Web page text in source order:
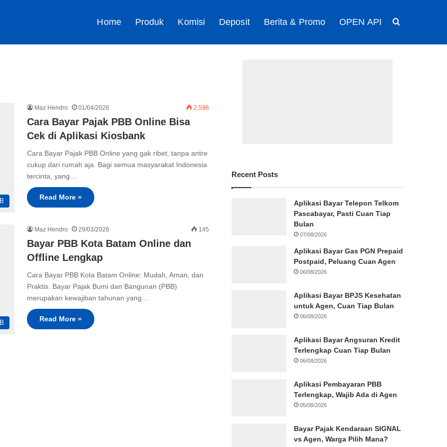
Home Produk Komisi Deposit Berita & Promo OPEN API
Maz Hendro 01/04/2026 2,596
Cara Bayar Pajak PBB Online Bisa
Cek di Aplikasi Kiosbank
Cara Bayar Pajak PBB Online yang gak ribet, tanpa antre
cukup dari rumah aja. Bagi semua masyarakat Indonesia
tercinta, yang…
Read More »
Maz Hendro 29/03/2026 145
Bayar PBB Kota Batam Online dan
Offline Lengkap
Cara Bayar PBB Kota Batam Online: Mudah, Aman, dan
Praktis. Bayar Pajak Bumi dan Bangunan (PBB)
merupakan kewajiban tahunan yang…
Read More »
Recent Posts
Aplikasi Bayar Telepon Telkom
Pascabayar, Pasti Cuan Tiap
Bulan
07/08/2026
Aplikasi Bayar Gas PGN Prepaid
Postpaid, Peluang Cuan Agen
06/08/2026
Aplikasi Bayar BPJS Kesehatan
untuk Agen, Cuan Tiap Bulan
06/08/2026
Aplikasi Bayar Angsuran Kredit
Terlengkap Cuan Tiap Bulan
06/08/2026
Aplikasi Pembayaran PBB
Terlengkap, Wajib Ada di Agen
05/08/2026
Bayar Pajak Kendaraan SIGNAL
vs Agen, Warga Pilih Mana?